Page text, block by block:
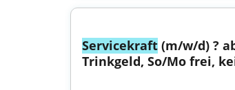
Servicekraft (m/w/d) ?
Trinkgeld, So/Mo frei,